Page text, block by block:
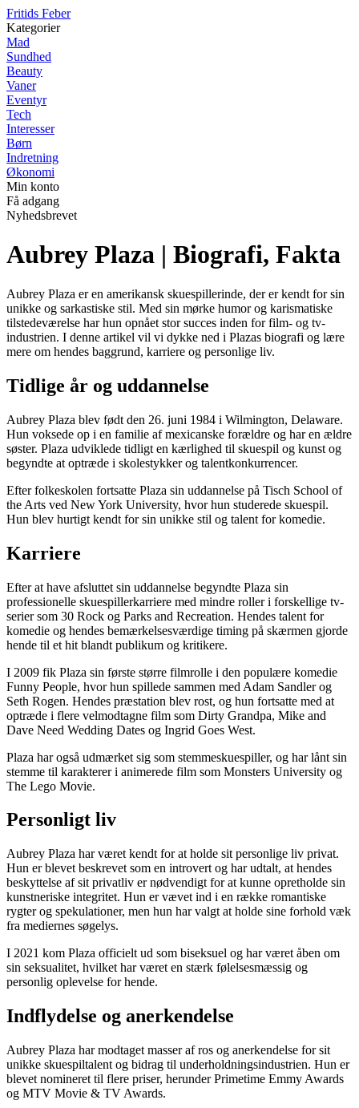
Fritids Feber
Kategorier
Mad
Sundhed
Beauty
Vaner
Eventyr
Tech
Interesser
Børn
Indretning
Økonomi
Min konto
Få adgang
Nyhedsbrevet
Aubrey Plaza | Biografi, Fakta
Aubrey Plaza er en amerikansk skuespillerinde, der er kendt for sin
unikke og sarkastiske stil. Med sin mørke humor og karismatiske
tilstedeværelse har hun opnået stor succes inden for film- og tv-
industrien. I denne artikel vil vi dykke ned i Plazas biografi og lære
mere om hendes baggrund, karriere og personlige liv.
Tidlige år og uddannelse
Aubrey Plaza blev født den 26. juni 1984 i Wilmington, Delaware.
Hun voksede op i en familie af mexicanske forældre og har en ældre
søster. Plaza udviklede tidligt en kærlighed til skuespil og kunst og
begyndte at optræde i skolestykker og talentkonkurrencer.
Efter folkeskolen fortsatte Plaza sin uddannelse på Tisch School of
the Arts ved New York University, hvor hun studerede skuespil.
Hun blev hurtigt kendt for sin unikke stil og talent for komedie.
Karriere
Efter at have afsluttet sin uddannelse begyndte Plaza sin
professionelle skuespillerkarriere med mindre roller i forskellige tv-
serier som 30 Rock og Parks and Recreation. Hendes talent for
komedie og hendes bemærkelsesværdige timing på skærmen gjorde
hende til et hit blandt publikum og kritikere.
I 2009 fik Plaza sin første større filmrolle i den populære komedie
Funny People, hvor hun spillede sammen med Adam Sandler og
Seth Rogen. Hendes præstation blev rost, og hun fortsatte med at
optræde i flere velmodtagne film som Dirty Grandpa, Mike and
Dave Need Wedding Dates og Ingrid Goes West.
Plaza har også udmærket sig som stemmeskuespiller, og har lånt sin
stemme til karakterer i animerede film som Monsters University og
The Lego Movie.
Personligt liv
Aubrey Plaza har været kendt for at holde sit personlige liv privat.
Hun er blevet beskrevet som en introvert og har udtalt, at hendes
beskyttelse af sit privatliv er nødvendigt for at kunne opretholde sin
kunstneriske integritet. Hun er vævet ind i en række romantiske
rygter og spekulationer, men hun har valgt at holde sine forhold væk
fra mediernes søgelys.
I 2021 kom Plaza officielt ud som biseksuel og har været åben om
sin seksualitet, hvilket har været en stærk følelsesmæssig og
personlig oplevelse for hende.
Indflydelse og anerkendelse
Aubrey Plaza har modtaget masser af ros og anerkendelse for sit
unikke skuespiltalent og bidrag til underholdningsindustrien. Hun er
blevet nomineret til flere priser, herunder Primetime Emmy Awards
og MTV Movie & TV Awards.